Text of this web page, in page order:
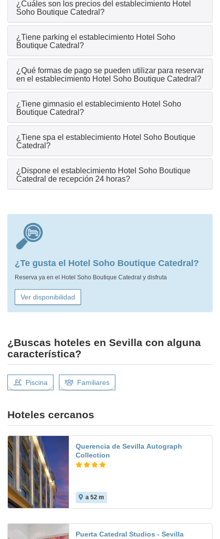
¿Cuáles son los precios del establecimiento Hotel
Soho Boutique Catedral?
¿Tiene parking el establecimiento Hotel Soho
Boutique Catedral?
¿Qué formas de pago se pueden utilizar para reservar
en el establecimiento Hotel Soho Boutique Catedral?
¿Tiene gimnasio el establecimiento Hotel Soho
Boutique Catedral?
¿Tiene spa el establecimiento Hotel Soho Boutique
Catedral?
¿Dispone el establecimiento Hotel Soho Boutique
Catedral de recepción 24 horas?
¿Te gusta el Hotel Soho Boutique Catedral?
Reserva ya en el Hotel Soho Boutique Catedral y disfruta
Ver disponibilidad
¿Buscas hoteles en Sevilla con alguna
característica?
Piscina Familiares
Hoteles cercanos
Querencia de Sevilla Autograph
Collection
a 52 m
Puerta Catedral Studios - Sevilla